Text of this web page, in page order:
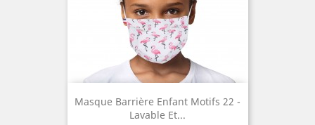
Masque Barrière Enfant Motifs 22 -
Lavable Et...